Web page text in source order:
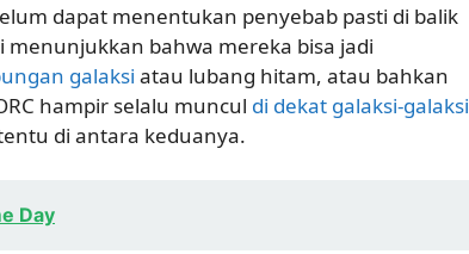
dapat menentukan penyebab pasti di balik
menunjukkan bahwa mereka bisa jadi
galaksi atau lubang hitam, atau bahkan
hampir selalu muncul di dekat galaksi-galaksi
di antara keduanya.
Day